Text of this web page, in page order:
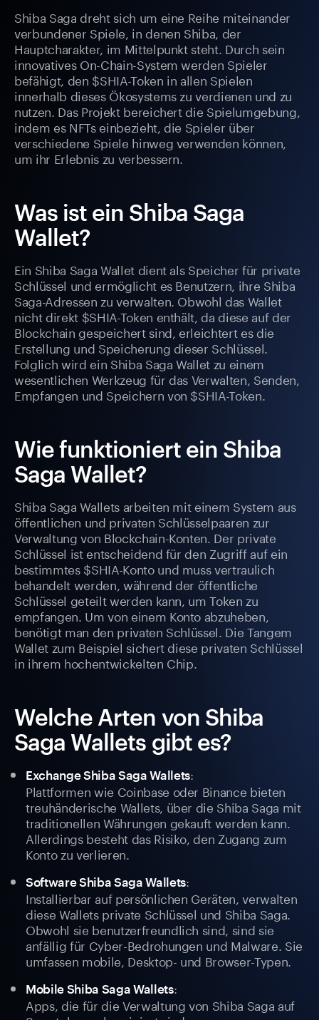
Shiba Saga dreht sich um eine Reihe miteinander
verbundener Spiele, in denen Shiba, der
Hauptcharakter, im Mittelpunkt steht. Durch sein
innovatives On-Chain-System werden Spieler
befähigt, den $SHIA-Token in allen Spielen
innerhalb dieses Ökosystems zu verdienen und zu
nutzen. Das Projekt bereichert die Spielumgebung,
indem es NFTs einbezieht, die Spieler über
verschiedene Spiele hinweg verwenden können,
um ihr Erlebnis zu verbessern.
Was ist ein Shiba Saga
Wallet?
Ein Shiba Saga Wallet dient als Speicher für private
Schlüssel und ermöglicht es Benutzern, ihre Shiba
Saga-Adressen zu verwalten. Obwohl das Wallet
nicht direkt $SHIA-Token enthält, da diese auf der
Blockchain gespeichert sind, erleichtert es die
Erstellung und Speicherung dieser Schlüssel.
Folglich wird ein Shiba Saga Wallet zu einem
wesentlichen Werkzeug für das Verwalten, Senden,
Empfangen und Speichern von $SHIA-Token.
Wie funktioniert ein Shiba
Saga Wallet?
Shiba Saga Wallets arbeiten mit einem System aus
öffentlichen und privaten Schlüsselpaaren zur
Verwaltung von Blockchain-Konten. Der private
Schlüssel ist entscheidend für den Zugriff auf ein
bestimmtes $SHIA-Konto und muss vertraulich
behandelt werden, während der öffentliche
Schlüssel geteilt werden kann, um Token zu
empfangen. Um von einem Konto abzuheben,
benötigt man den privaten Schlüssel. Die Tangem
Wallet zum Beispiel sichert diese privaten Schlüssel
in ihrem hochentwickelten Chip.
Welche Arten von Shiba
Saga Wallets gibt es?
Exchange Shiba Saga Wallets:
Plattformen wie Coinbase oder Binance bieten
treuhänderische Wallets, über die Shiba Saga mit
traditionellen Währungen gekauft werden kann.
Allerdings besteht das Risiko, den Zugang zum
Konto zu verlieren.
Software Shiba Saga Wallets:
Installierbar auf persönlichen Geräten, verwalten
diese Wallets private Schlüssel und Shiba Saga.
Obwohl sie benutzerfreundlich sind, sind sie
anfällig für Cyber-Bedrohungen und Malware. Sie
umfassen mobile, Desktop- und Browser-Typen.
Mobile Shiba Saga Wallets:
Apps, die für die Verwaltung von Shiba Saga auf